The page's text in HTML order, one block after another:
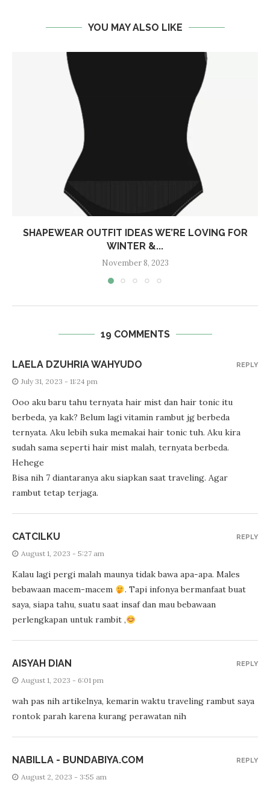
YOU MAY ALSO LIKE
SHAPEWEAR OUTFIT IDEAS WE’RE LOVING FOR
WINTER &...
November 8, 2023
19 COMMENTS
LAELA DZUHRIA WAHYUDO
July 31, 2023 - 11:24 pm
Ooo aku baru tahu ternyata hair mist dan hair tonic itu
berbeda, ya kak? Belum lagi vitamin rambut jg berbeda
ternyata. Aku lebih suka memakai hair tonic tuh. Aku kira
sudah sama seperti hair mist malah, ternyata berbeda.
Hehege
Bisa nih 7 diantaranya aku siapkan saat traveling. Agar
rambut tetap terjaga.
REPLY
CATCILKU
August 1, 2023 - 5:27 am
Kalau lagi pergi malah maunya tidak bawa apa-apa. Males
bebawaan macem-macem
. Tapi infonya bermanfaat buat
saya, siapa tahu, suatu saat insaf dan mau bebawaan
perlengkapan untuk rambit ,
REPLY
AISYAH DIAN
August 1, 2023 - 6:01 pm
wah pas nih artikelnya, kemarin waktu traveling rambut saya
rontok parah karena kurang perawatan nih
REPLY
NABILLA - BUNDABIYA.COM
August 2, 2023 - 3:55 am
REPLY